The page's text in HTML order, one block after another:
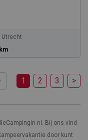
Bij ons vind
door kunt
Utrecht
1 2 3 >